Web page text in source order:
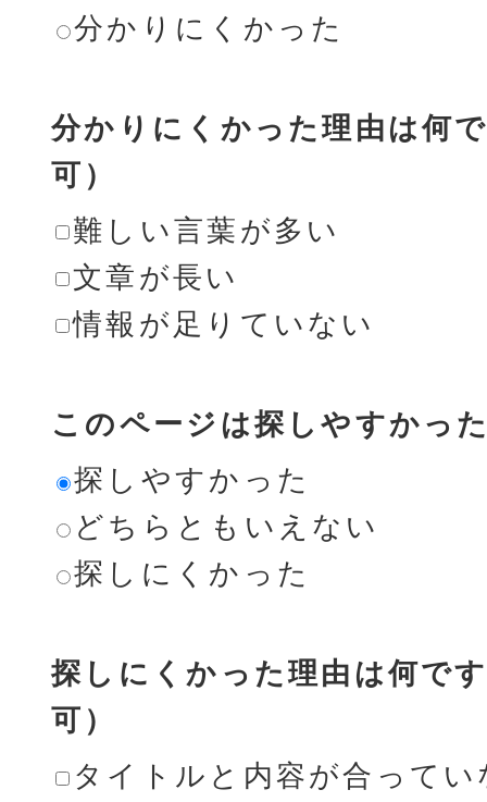
分かりにくかった
分かりにくかった理由は何
可）
難しい言葉が多い
文章が長い
情報が足りていない
このページは探しやすかっ
探しやすかった
どちらともいえない
探しにくかった
探しにくかった理由は何で
可）
タイトルと内容が合ってい